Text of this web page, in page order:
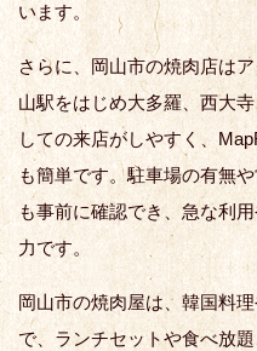
います。
さらに、岡山市の焼肉店は
山駅をはじめ大多羅、西大
しての来店がしやすく、
も簡単です。駐車場の有無
も事前に確認でき、急な利
力です。
岡山市の焼肉屋は、韓国料
で、ランチセットや食べ放